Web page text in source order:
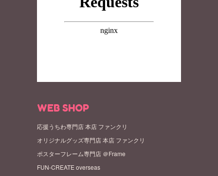
WEB SHOP
応援うちわ専門店 本店 ファンクリ
オリジナルグッズ専門店 本店 ファンクリ
ポスターフレーム専門店 ＠Frame
FUN-CREATE overseas